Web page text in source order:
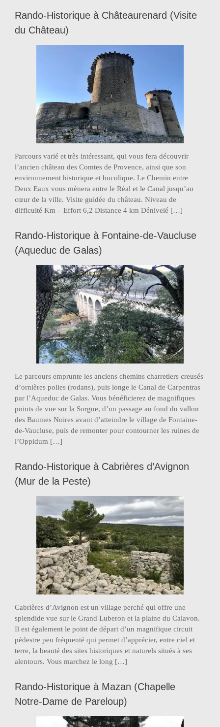
Rando-Historique à Châteaurenard (Visite
du Château)
Parcours varié et très intéressant, qui vous fera découvrir
l’ancien château des Comtes de Provence, ainsi que son
environnement historique et bucolique. Le Chemin entre
Deux Eaux vous mènera entre le Réal et le Canal jusqu’au
cœur de la ville. Visite guidée du château. Niveau de
difficulté Km – Effort 6,2 Distance 4 km Dénivelé […]
Rando-Historique à Fontaine-de-Vaucluse
(Aqueduc de Galas)
Le parcours emprunte les anciens chemins charretiers creusés
d’ornières polies (rodans), puis longe le Canal de Carpentras
par l’Aqueduc de Galas. Vous bénéficierez de magnifiques
points de vue sur la Sorgue, d’un passage au fond du vallon
des Baumes Noires avant d’atteindre le village de Fontaine-
de-Vaucluse, puis de remonter pour contourner les ruines de
l’Oppidum […]
Rando-Historique à Cabrières d’Avignon
(Mur de la Peste)
Cabrières d’Avignon est un village perché qui offre une
splendide vue sur le Grand Luberon et la plaine du Calavon.
Il est également le point de départ d’un magnifique circuit
pédestre peu fréquenté qui permet d’apprécier, entre ciel et
terre, la beauté des sites historiques et naturels situés à ses
alentours. Vous marchez le long […]
Rando-Historique à Mazan (Chapelle
Notre-Dame de Pareloup)